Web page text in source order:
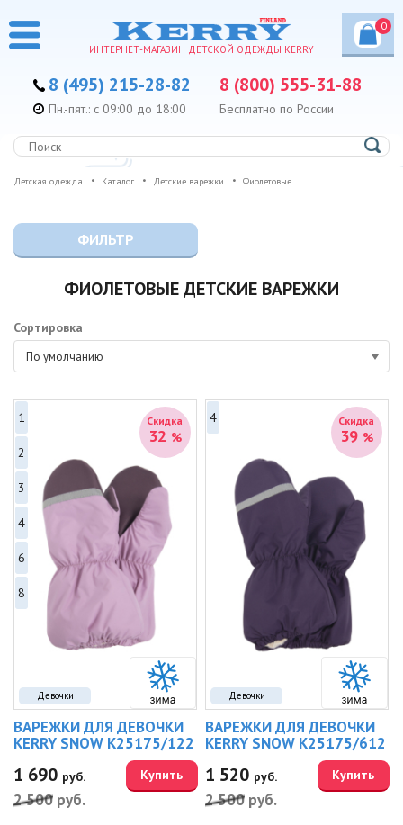
ИНТЕРНЕТ-МАГАЗИН ДЕТСКОЙ ОДЕЖДЫ KERRY
0
8 (495) 215-28-82 8 (800) 555-31-88
Бесплатно по России
Пн.-пят.: с 09:00 до 18:00
Детская одежда Каталог Детские варежки Фиолетовые
ФИЛЬТР
ФИОЛЕТОВЫЕ ДЕТСКИЕ ВАРЕЖКИ
Сортировка
По умолчанию
Девочки
Скидка
32 %
1
2
3
4
6
8
ВАРЕЖКИ ДЛЯ ДЕВОЧКИ
KERRY SNOW K25175/122
1 690 руб.
2 500 руб.
Купить
Девочки
Скидка
39 %
4
ВАРЕЖКИ ДЛЯ ДЕВОЧКИ
KERRY SNOW K25175/612
1 520 руб.
2 500 руб.
Купить